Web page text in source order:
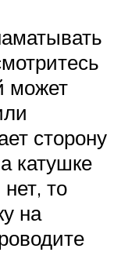
может
сторону
катушке
то
на